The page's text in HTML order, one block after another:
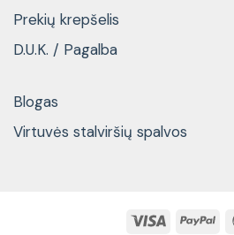
Prekių krepšelis
D.U.K. / Pagalba
Blogas
Virtuvės stalviršių spalvos